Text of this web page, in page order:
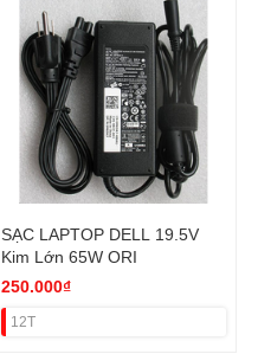
SẠC LAPTOP DELL 19.5V
Kim Lớn 65W ORI
250.000₫
12T